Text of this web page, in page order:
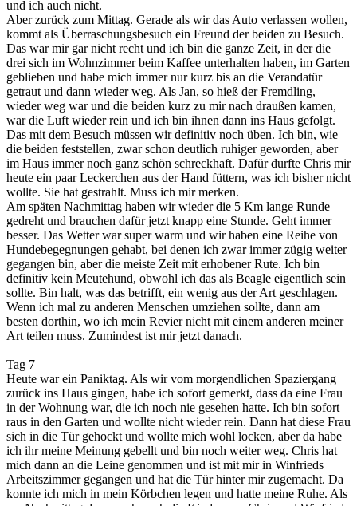
und ich auch nicht.
Aber zurück zum Mittag. Gerade als wir das Auto verlassen wollen,
kommt als Überraschungsbesuch ein Freund der beiden zu Besuch.
Das war mir gar nicht recht und ich bin die ganze Zeit, in der die
drei sich im Wohnzimmer beim Kaffee unterhalten haben, im Garten
geblieben und habe mich immer nur kurz bis an die Verandatür
getraut und dann wieder weg. Als Jan, so hieß der Fremdling,
wieder weg war und die beiden kurz zu mir nach draußen kamen,
war die Luft wieder rein und ich bin ihnen dann ins Haus gefolgt.
Das mit dem Besuch müssen wir definitiv noch üben. Ich bin, wie
die beiden feststellen, zwar schon deutlich ruhiger geworden, aber
im Haus immer noch ganz schön schreckhaft. Dafür durfte Chris mir
heute ein paar Leckerchen aus der Hand füttern, was ich bisher nicht
wollte. Sie hat gestrahlt. Muss ich mir merken.
Am späten Nachmittag haben wir wieder die 5 Km lange Runde
gedreht und brauchen dafür jetzt knapp eine Stunde. Geht immer
besser. Das Wetter war super warm und wir haben eine Reihe von
Hundebegegnungen gehabt, bei denen ich zwar immer zügig weiter
gegangen bin, aber die meiste Zeit mit erhobener Rute. Ich bin
definitiv kein Meutehund, obwohl ich das als Beagle eigentlich sein
sollte. Bin halt, was das betrifft, ein wenig aus der Art geschlagen.
Wenn ich mal zu anderen Menschen umziehen sollte, dann am
besten dorthin, wo ich mein Revier nicht mit einem anderen meiner
Art teilen muss. Zumindest ist mir jetzt danach.
Tag 7
Heute war ein Paniktag. Als wir vom morgendlichen Spaziergang
zurück ins Haus gingen, habe ich sofort gemerkt, dass da eine Frau
in der Wohnung war, die ich noch nie gesehen hatte. Ich bin sofort
raus in den Garten und wollte nicht wieder rein. Dann hat diese Frau
sich in die Tür gehockt und wollte mich wohl locken, aber da habe
ich ihr meine Meinung gebellt und bin noch weiter weg. Chris hat
mich dann an die Leine genommen und ist mit mir in Winfrieds
Arbeitszimmer gegangen und hat die Tür hinter mir zugemacht. Da
konnte ich mich in mein Körbchen legen und hatte meine Ruhe. Als